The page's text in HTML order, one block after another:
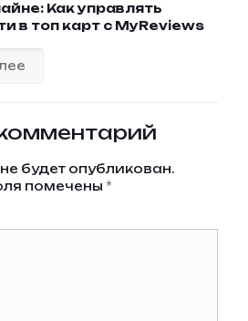
Как управлять
в топ карт с MyReviews
будет опубликован.
помечены *